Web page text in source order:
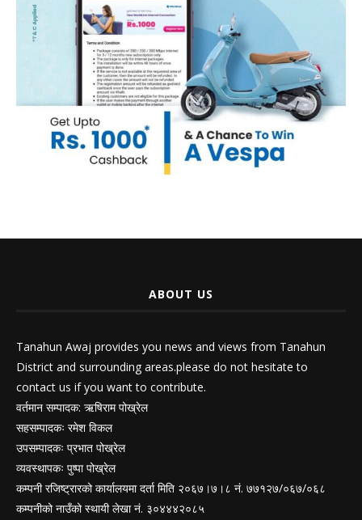
ABOUT US
Tanahun Awaj provides you news and views from Tanahun
District and surrounding areas.please do not hesitate to
contact us if you want to contribute.
वर्तमान सम्पादक: ऋषिराम पोख्रेल
सहसम्पादकः रमेश विकल
उपसम्पादकः प्रभात पोख्रेल
व्यवस्थापकः पुष्पा पोख्रेल
कम्पनी रजिष्ट्रारको कार्यालयमा दर्ता मिति २०६७।७।८ नं. ७७१२७/०६७/०६८
कम्पनीको नाउँको स्थायी लेखा नं. ३०४४४२०८५